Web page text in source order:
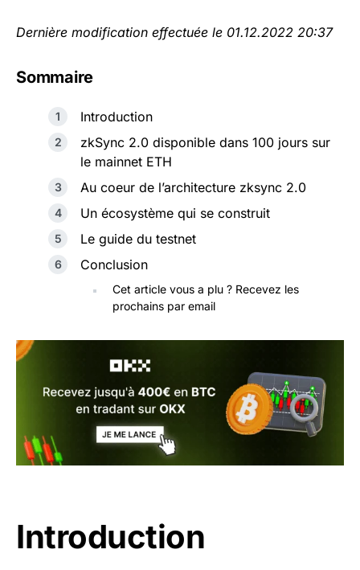
Dernière modification effectuée le 01.12.2022 20:37
Sommaire
Introduction
zkSync 2.0 disponible dans 100 jours sur
le mainnet ETH
Au coeur de l’architecture zksync 2.0
Un écosystème qui se construit
Le guide du testnet
Conclusion
Cet article vous a plu ? Recevez les
prochains par email
Introduction